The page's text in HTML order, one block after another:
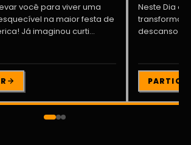
você para viver uma
na maior festa de
rodeio da América! Já imaginou curti...
Neste Dia
transformar
descanso